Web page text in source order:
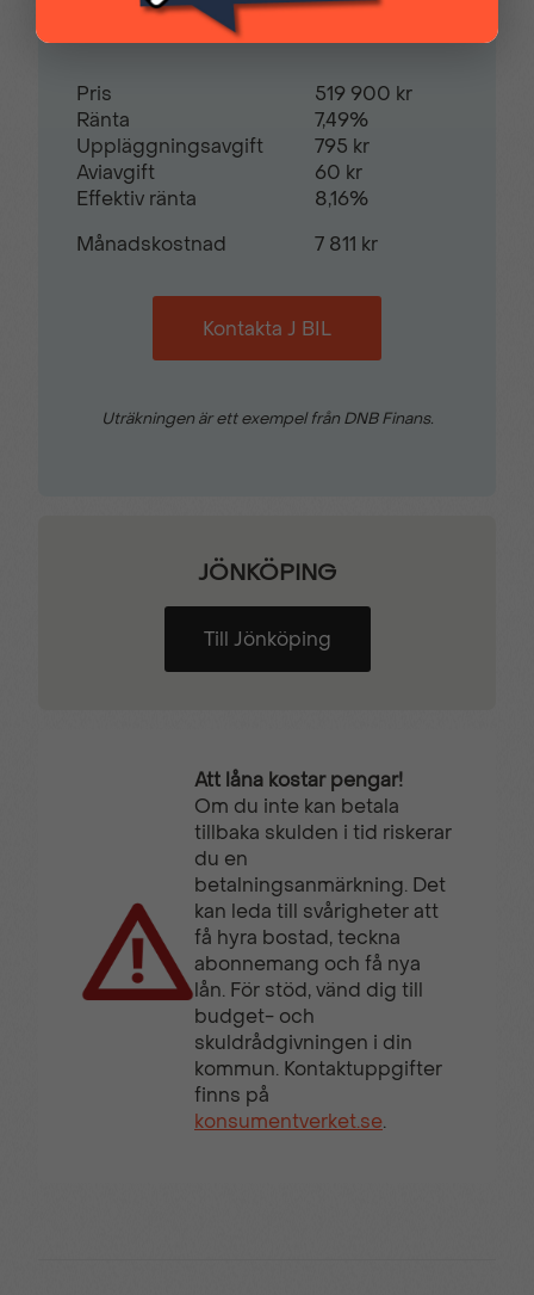
Takrails Trafikskyltsavläsare
Trådlös Apple CarPlay Trötthetsvarnare
Varselljus i LED-
utförande
Restvärde0%
Pris
519 900 kr
Ränta
7,49%
Uppläggningsavgift
795 kr
Aviavgift
60 kr
Effektiv ränta
8,16%
Månadskostnad
7 811 kr
Kontakta J BIL
Uträkningen är ett exempel från DNB Finans.
JÖNKÖPING
Till Jönköping
Att låna kostar pengar!
Om du inte kan betala
tillbaka skulden i tid riskerar
du en
betalningsanmärkning. Det
kan leda till svårigheter att
få hyra bostad, teckna
abonnemang och få nya
lån. För stöd, vänd dig till
budget- och
skuldrådgivningen i din
kommun. Kontaktuppgifter
finns på
konsumentverket.se.